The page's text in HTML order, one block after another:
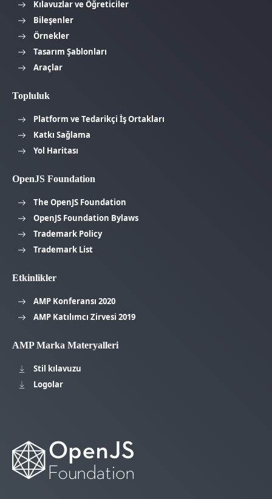
Kılavuzlar ve Öğreticiler
Bileşenler
Örnekler
Tasarım Şablonları
Araçlar
Topluluk
Platform ve Tedarikçi İş Ortakları
Katkı Sağlama
Yol Haritası
OpenJS Foundation
The OpenJS Foundation
OpenJS Foundation Bylaws
Trademark Policy
Trademark List
Etkinlikler
AMP Konferansı 2020
AMP Katılımcı Zirvesi 2019
AMP Marka Materyalleri
Stil kılavuzu
Logolar